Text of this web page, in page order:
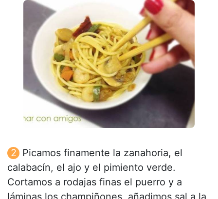
Picamos finamente la zanahoria, el
calabacín, el ajo y el pimiento verde.
Cortamos a rodajas finas el puerro y a
láminas los champiñones, añadimos sal a la